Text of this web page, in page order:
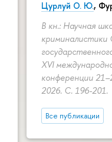
Цурлуй О. Ю.,
В кн.: Научная
криминалистики
XVI
конференции
2026. С. 196-201.
Все публикации